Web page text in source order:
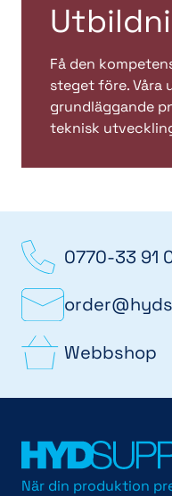
Få den
steget före. Våra
grundläggande
teknisk
0770-33 91
Webbshop
När din produktion